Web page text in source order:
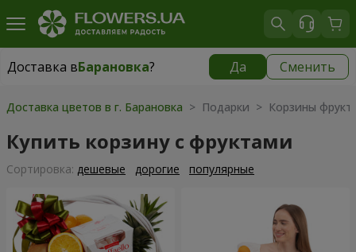
Доставка вБарановка? Да Сменить
Доставка вБарановка|
Доставка цветов в г. Барановка > Подарки > Корзины
Купить корзину с фруктами
Cортировка: дешевые дорогие популярные